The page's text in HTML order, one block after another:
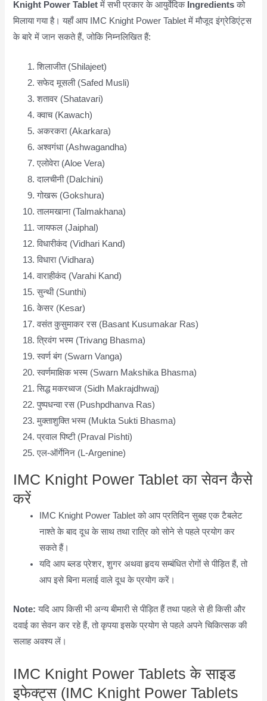
Knight Power Tabletमें सभी प्रकार के आयुर्वेदिक Ingredientsको
मिलाया गया है। यहाँ आप IMC Knight Power Tablet में मौजूद इंग्रेडिएंट्स
के बारे में जान सकते हैं, जोकि निम्नलिखित हैं:
शिलाजीत (Shilajeet)
सफेद मूसली (Safed Musli)
शतावर (Shatavari)
क्वाच (Kawach)
अकरकरा (Akarkara)
अश्वगंधा (Ashwagandha)
एलोवेरा (Aloe Vera)
दालचीनी (Dalchini)
गोखरू (Gokshura)
तालमखाना (Talmakhana)
जायफल (Jaiphal)
विधारीकंद (Vidhari Kand)
विधारा (Vidhara)
वाराहीकंद (Varahi Kand)
सुन्थी (Sunthi)
केसर (Kesar)
वसंत कुसुमाकर रस (Basant Kusumakar Ras)
त्रिवंग भस्म (Trivang Bhasma)
स्वर्ण बंग (Swarn Vanga)
स्वर्णमाक्षिक भस्म (Swarn Makshika Bhasma)
सिद्ध मकरध्वज (Sidh Makrajdhwaj)
पुष्पधन्वा रस (Pushpdhanva Ras)
मुक्ताशुक्ति भस्म (Mukta Sukti Bhasma)
प्रवाल पिष्टी (Praval Pishti)
एल-ऑर्गेनिन (L-Argenine)
IMC Knight Power Tablet का सेवन कैसे
करें
IMC Knight Power Tablet को आप प्रतिदिन सुबह एक टैबलेट
नाश्ते के बाद दूध के साथ तथा रात्रि को सोने से पहले प्रयोग कर
सकते हैं।
यदि आप ब्लड प्रेशर, शुगर अथवा हृदय सम्बंधित रोगों से पीड़ित हैं, तो
आप इसे बिना मलाई वाले दूध के प्रयोग करें।
Note: यदि आप किसी भी अन्य बीमारी से पीड़ित हैं तथा पहले से ही किसी और
दवाई का सेवन कर रहे हैं, तो कृपया इसके प्रयोग से पहले अपने चिकित्सक की
सलाह अवश्य लें।
IMC Knight Power Tablets के साइड
इफेक्ट्स (IMC Knight Power Tablets